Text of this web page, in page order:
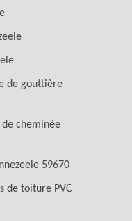
de gouttière
cheminée
59670
de toiture PVC